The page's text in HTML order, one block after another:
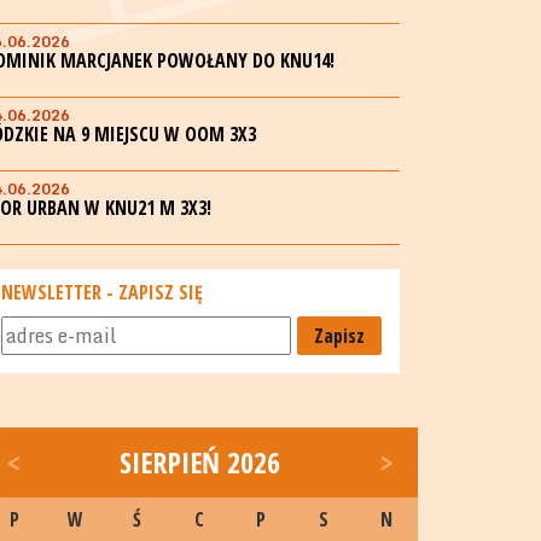
MARCJANEK POWOŁANY DO KNU14!
NA 9 MIEJSCU W OOM 3X3
URBAN W KNU21 M 3X3!
NEWSLETTER - ZAPISZ SIĘ
Zapisz
< SIERPIEŃ 2026 >
P W Ś C P S N